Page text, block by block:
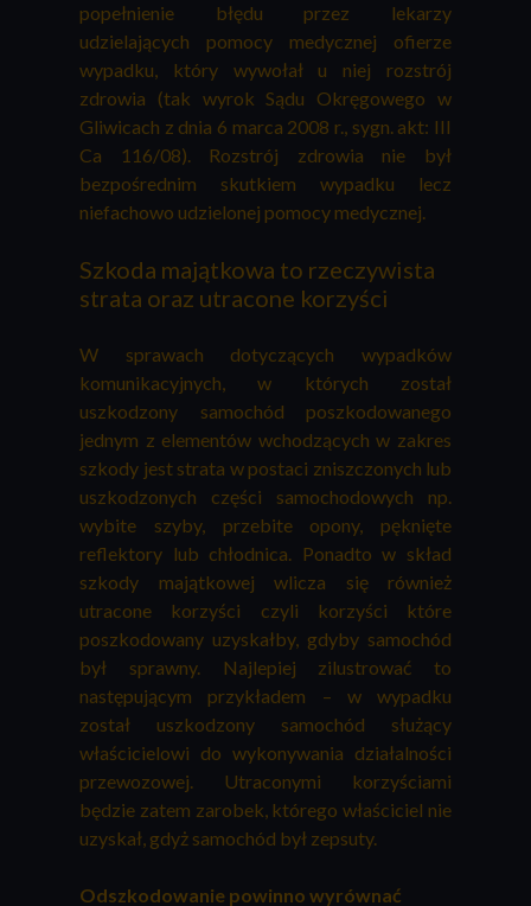
popełnienie błędu przez lekarzy
udzielających pomocy medycznej ofierze
wypadku, który wywołał u niej rozstrój
zdrowia (tak wyrok Sądu Okręgowego w
Gliwicach z dnia 6 marca 2008 r., sygn. akt: III
Ca 116/08). Rozstrój zdrowia nie był
bezpośrednim skutkiem wypadku lecz
niefachowo udzielonej pomocy medycznej.
Szkoda majątkowa to rzeczywista
strata oraz utracone korzyści
W sprawach dotyczących wypadków
komunikacyjnych, w których został
uszkodzony samochód poszkodowanego
jednym z elementów wchodzących w zakres
szkody jest strata w postaci zniszczonych lub
uszkodzonych części samochodowych np.
wybite szyby, przebite opony, pęknięte
reflektory lub chłodnica. Ponadto w skład
szkody majątkowej wlicza się również
utracone korzyści czyli korzyści które
poszkodowany uzyskałby, gdyby samochód
był sprawny. Najlepiej zilustrować to
następującym przykładem – w wypadku
został uszkodzony samochód służący
właścicielowi do wykonywania działalności
przewozowej. Utraconymi korzyściami
będzie zatem zarobek, którego właściciel nie
uzyskał, gdyż samochód był zepsuty.
Odszkodowanie powinno wyrównać